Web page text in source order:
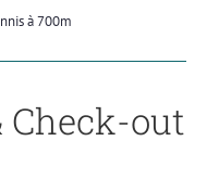
à 700m
Check-out